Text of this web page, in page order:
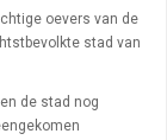
oevers van de
stad van
de stad nog